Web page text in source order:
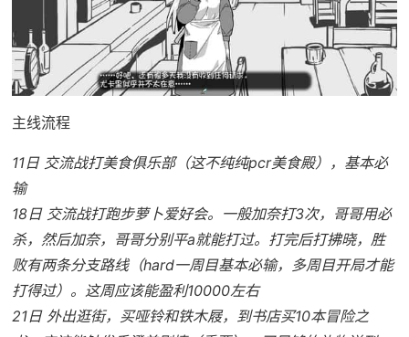
主线流程
11日 交流战打美食俱乐部（这不纯纯pcr美食殿），基本必
输
18日 交流战打跑步萝卜爱好会。一般加奈打3次，哥哥用必
杀，然后加奈，哥哥分别平a就能打过。打完后打拂晓，胜
败有两条分支路线（hard一周目基本必输，多周目开局才能
打得过）。这周应该能盈利10000左右
21日 外出逛街，买哑铃和铁木屐，到书店买10本冒险之